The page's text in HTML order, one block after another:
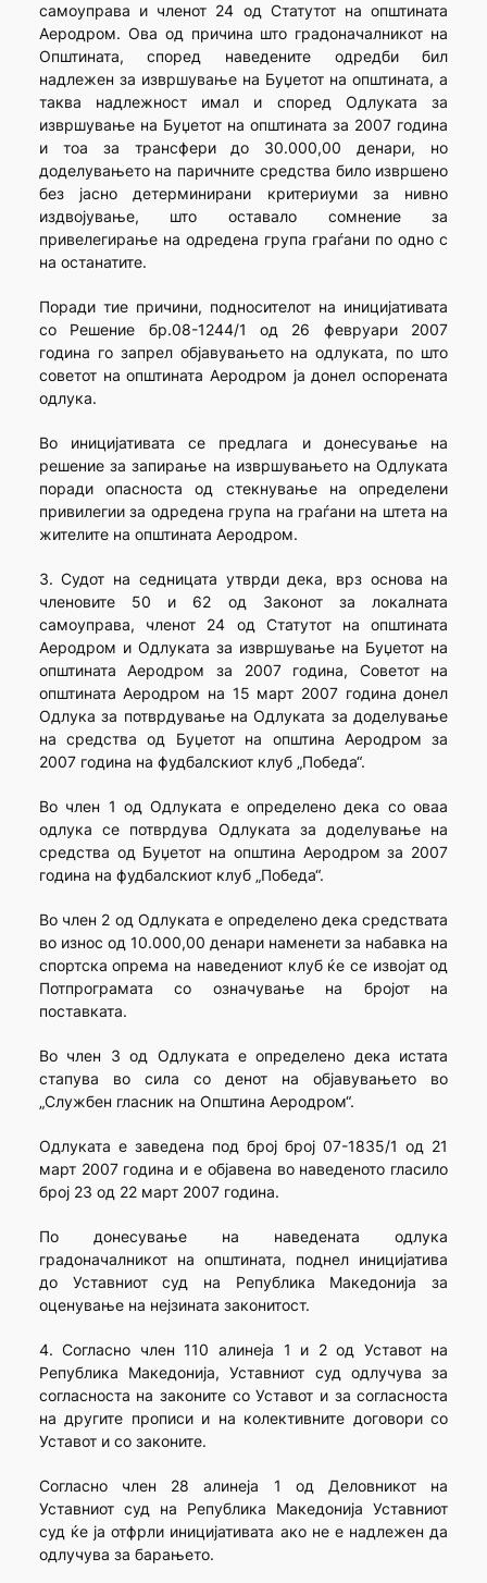
самоуправа и членот 24 од Статутот на општината
Аеродром. Ова од причина што градоначалникот на
Општината, според наведените одредби бил
надлежен за извршување на Буџетот на општината, а
таква надлежност имал и според Одлуката за
извршување на Буџетот на општината за 2007 година
и тоа за трансфери до 30.000,00 денари, но
доделувањето на паричните средства било извршено
без јасно детерминирани критериуми за нивно
издвојување, што оставало сомнение за
привелегирање на одредена група граѓани по одно с
на останатите.
Поради тие причини, подносителот на иницијативата
со Решение бр.08-1244/1 од 26 февруари 2007
година го запрел објавувањето на одлуката, по што
советот на општината Аеродром ја донел оспорената
одлука.
Во иницијативата се предлага и донесување на
решение за запирање на извршувањето на Одлуката
поради опасноста од стекнување на определени
привилегии за одредена група на граѓани на штета на
жителите на општината Аеродром.
3. Судот на седницата утврди дека, врз основа на
членовите 50 и 62 од Законот за локалната
самоуправа, членот 24 од Статутот на општината
Аеродром и Одлуката за извршување на Буџетот на
општината Аеродром за 2007 година, Советот на
општината Аеродром на 15 март 2007 година донел
Одлука за потврдување на Одлуката за доделување
на средства од Буџетот на општина Аеродром за
2007 година на фудбалскиот клуб „Победа“.
Во член 1 од Одлуката е определено дека со оваа
одлука се потврдува Одлуката за доделување на
средства од Буџетот на општина Аеродром за 2007
година на фудбалскиот клуб „Победа“.
Во член 2 од Одлуката е определено дека средствата
во износ од 10.000,00 денари наменети за набавка на
спортска опрема на наведениот клуб ќе се извојат од
Потпрограмата со означување на бројот на
поставката.
Во член 3 од Одлуката е определено дека истата
стапува во сила со денот на објавувањето во
„Службен гласник на Општина Аеродром“.
Одлуката е заведена под број број 07-1835/1 од 21
март 2007 година и е објавена во наведеното гласило
број 23 од 22 март 2007 година.
По донесување на наведената одлука
градоначалникот на општината, поднел иницијатива
до Уставниот суд на Република Македонија за
оценување на нејзината законитост.
4. Согласно член 110 алинеја 1 и 2 од Уставот на
Република Македонија, Уставниот суд одлучува за
согласноста на законите со Уставот и за согласноста
на другите прописи и на колективните договори со
Уставот и со законите.
Согласно член 28 алинеја 1 од Деловникот на
Уставниот суд на Република Македонија Уставниот
суд ќе ја отфрли иницијативата ако не е надлежен да
одлучува за барањето.